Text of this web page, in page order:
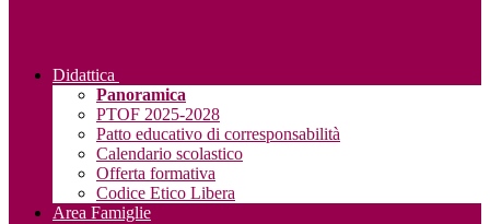
Didattica
Panoramica
PTOF 2025-2028
Patto educativo di corresponsabilità
Calendario scolastico
Offerta formativa
Codice Etico Libera
Area Famiglie